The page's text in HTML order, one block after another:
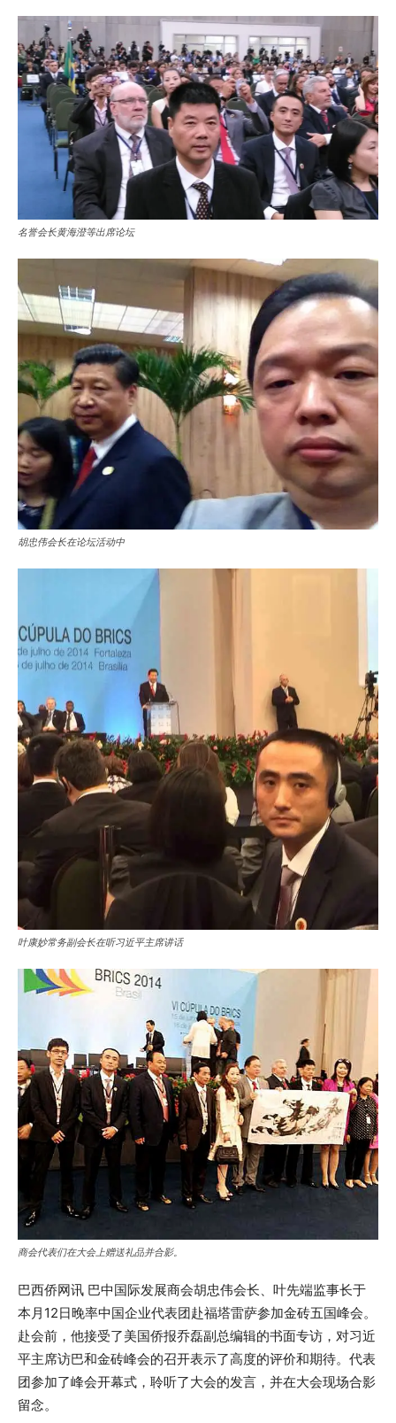
名誉会长黄海澄等出席论坛
胡忠伟会长在论坛活动中
叶康妙常务副会长在听习近平主席讲话
商会代表们在大会上赠送礼品并合影。
巴西侨网讯 巴中国际发展商会胡忠伟会长、叶先端监事长于
本月12日晚率中国企业代表团赴福塔雷萨参加金砖五国峰会。
赴会前，他接受了美国侨报乔磊副总编辑的书面专访，对习近
平主席访巴和金砖峰会的召开表示了高度的评价和期待。代表
团参加了峰会开幕式，聆听了大会的发言，并在大会现场合影
留念。